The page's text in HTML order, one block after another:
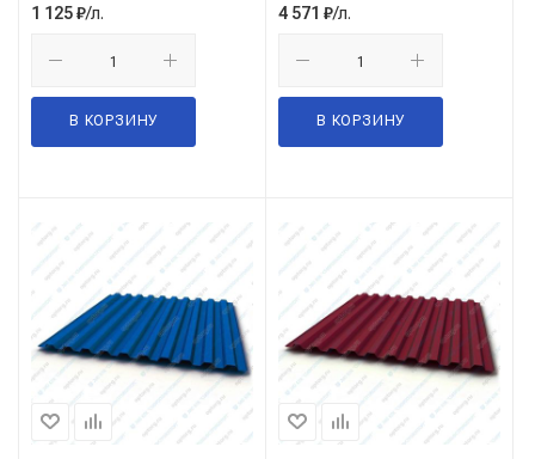
1 125₽/л.
В КОРЗИНУ
4 571 ₽/л.
В КОРЗИНУ